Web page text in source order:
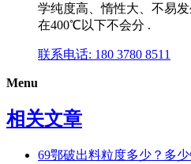
学纯度高、惰性大、不易
在400℃以下不会分 .
联系电话: 180 3780 8511
Menu
相关文章
69鄂破出料粒度多少？多少